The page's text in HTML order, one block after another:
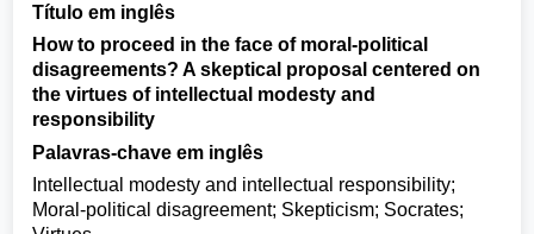
Título em inglês
How to proceed in the face of moral-political
disagreements? A skeptical proposal centered on
the virtues of intellectual modesty and
responsibility
Palavras-chave em inglês
Intellectual modesty and intellectual responsibility;
Moral-political disagreement; Skepticism; Socrates;